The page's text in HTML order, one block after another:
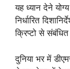
यह ध्यान देने
निर्धारित
क्रिप्टो से
दुनिया भर में